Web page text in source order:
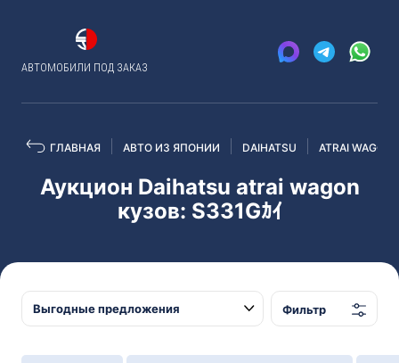
АВТОМОБИЛИ ПОД ЗАКАЗ
ГЛАВНАЯ АВТО ИЗ ЯПОНИИ DAIHATSU ATRAI WAGON
Аукцион Daihatsu atrai wagon
кузов: S331Gｶｲ
Фильтр